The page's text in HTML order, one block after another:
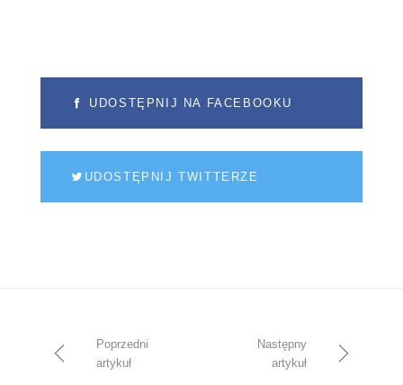
UDOSTĘPNIJ NA FACEBOOKU
UDOSTĘPNIJ TWITTERZE
Poprzedni
artykuł
Następny
artykuł